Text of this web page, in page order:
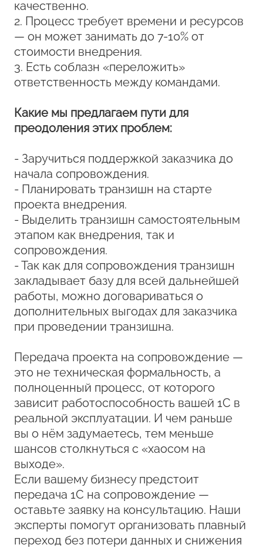
качественно.
2. Процесс требует времени и ресурсов
— он может занимать до 7-10% от
стоимости внедрения.
3. Есть соблазн «переложить»
ответственность между командами.
Какие мы предлагаем пути для
преодоления этих проблем:
- Заручиться поддержкой заказчика до
начала сопровождения.
- Планировать транзишн на старте
проекта внедрения.
- Выделить транзишн самостоятельным
этапом как внедрения, так и
сопровождения.
- Так как для сопровождения транзишн
закладывает базу для всей дальнейшей
работы, можно договариваться о
дополнительных выгодах для заказчика
при проведении транзишна.
Передача проекта на сопровождение —
это не техническая формальность, а
полноценный процесс, от которого
зависит работоспособность вашей 1С в
реальной эксплуатации. И чем раньше
вы о нём задумаетесь, тем меньше
шансов столкнуться с «хаосом на
выходе».
Если вашему бизнесу предстоит
передача 1С на сопровождение —
оставьте заявку на консультацию. Наши
эксперты помогут организовать плавный
переход без потери данных и снижения